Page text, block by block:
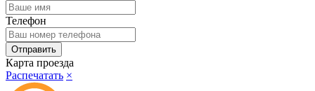
Телефон
Карта проезда
Распечатать ×